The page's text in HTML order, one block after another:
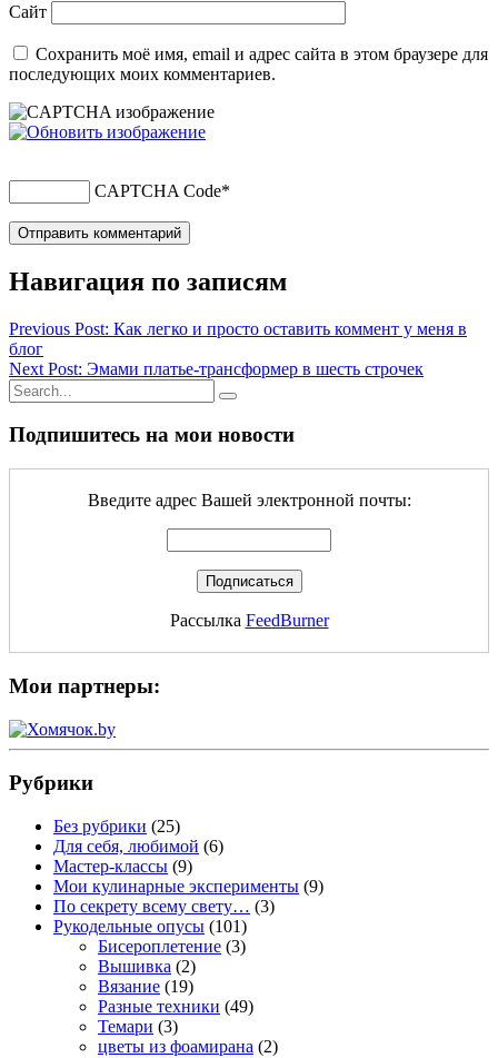
Сайт
Сохранить моё имя, email и адрес сайта в этом браузере для
последующих моих комментариев.
CAPTCHA Code*
Навигация по записям
Previous Post: Как легко и просто оставить коммент у меня в
блог
Next Post: Эмами платье-трансформер в шесть строчек
Подпишитесь на мои новости
Введите адрес Вашей электронной почты:
Рассылка FeedBurner
Мои партнеры:
Рубрики
Без рубрики (25)
Для себя, любимой (6)
Мастер-классы (9)
Мои кулинарные эксперименты (9)
По секрету всему свету… (3)
Рукодельные опусы (101)
Бисероплетение (3)
Вышивка (2)
Вязание (19)
Разные техники (49)
Темари (3)
цветы из фоамирана (2)